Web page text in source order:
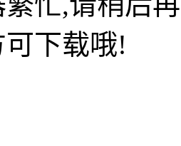
下载哦!